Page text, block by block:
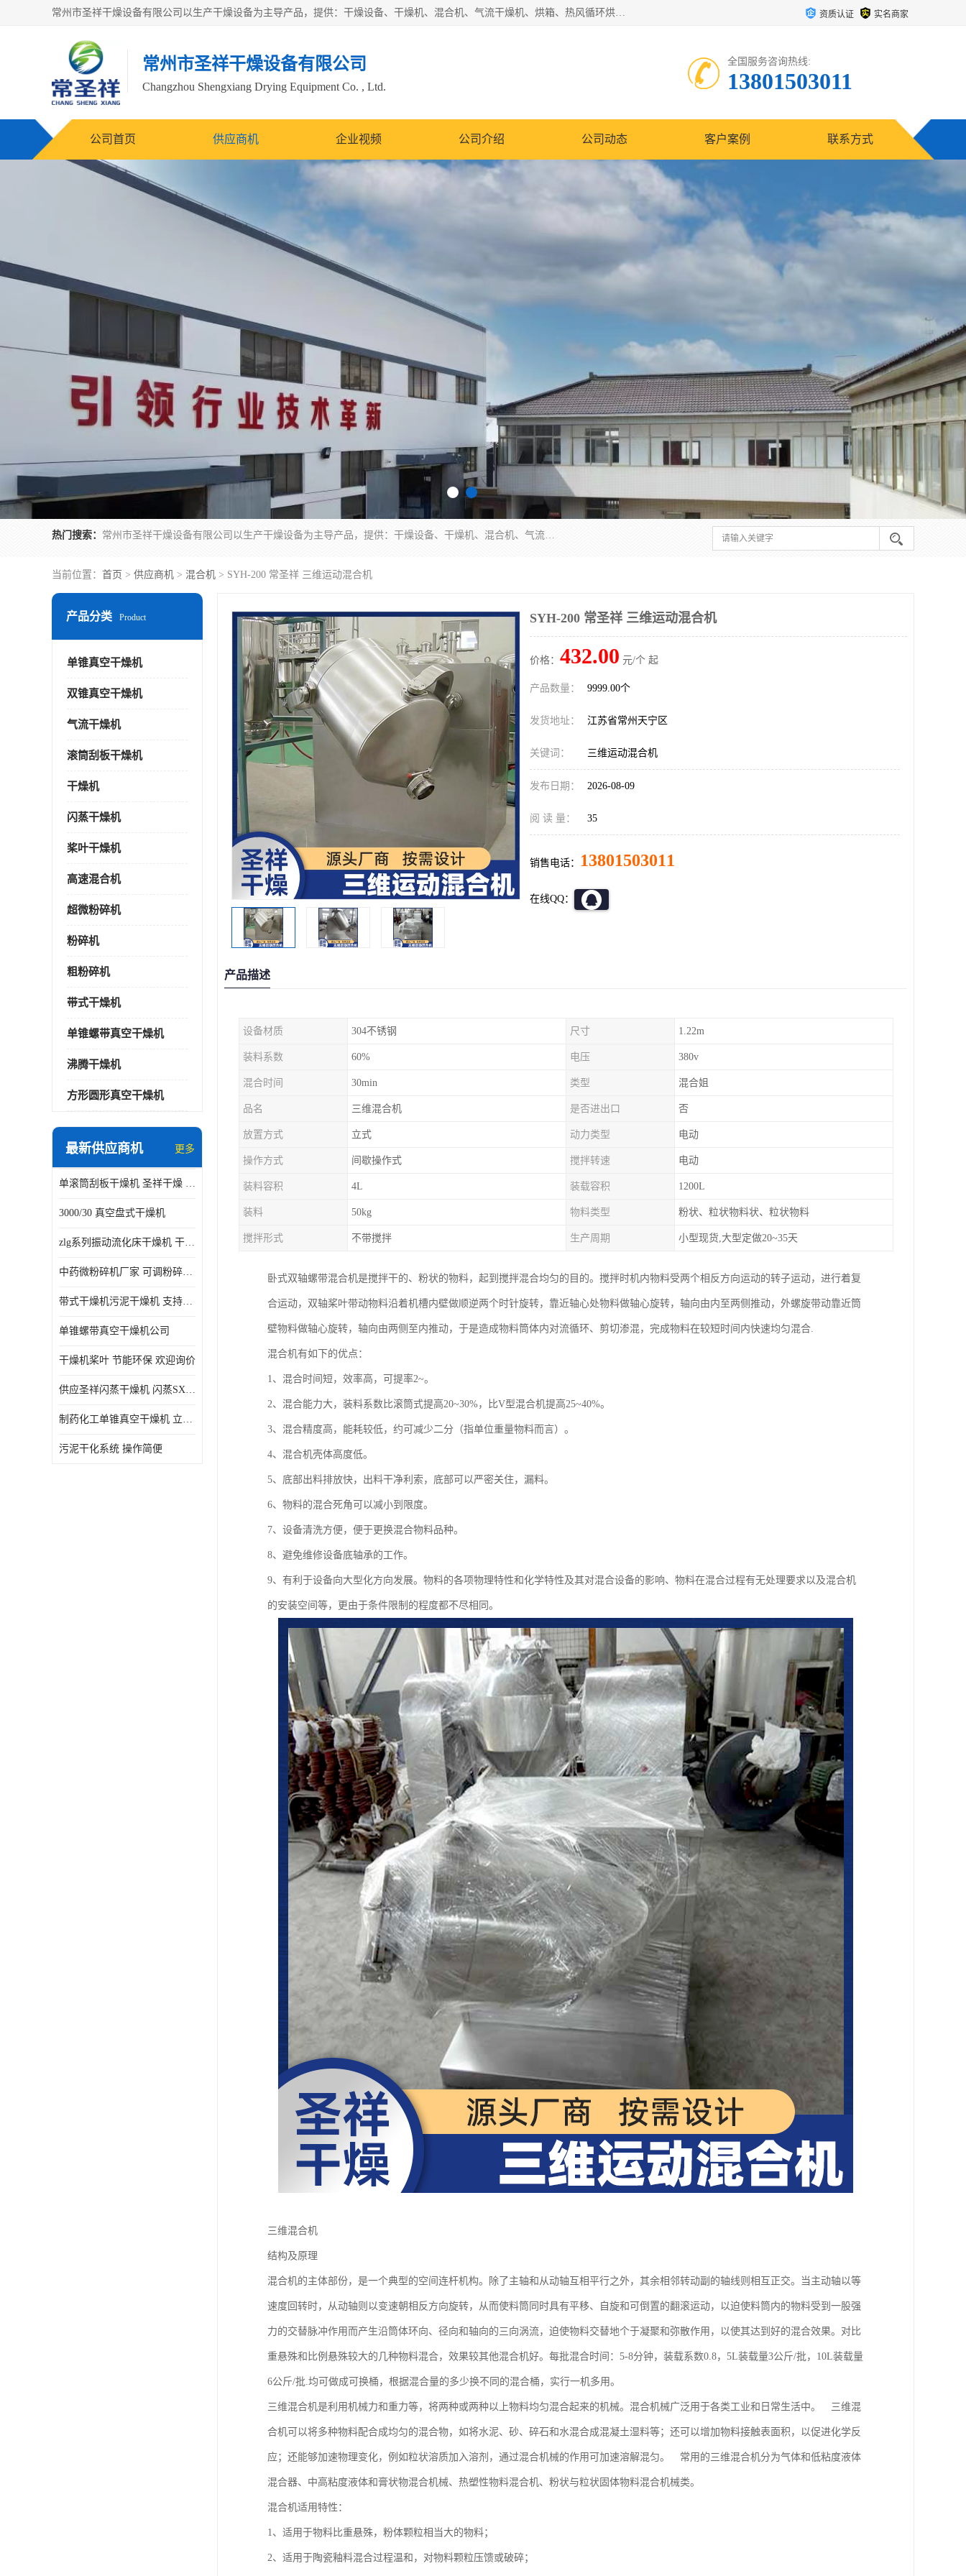
常州市圣祥干燥设备有限公司以生产干燥设备为主导产品，提供：干燥设备、干燥机、混合机、气流干燥机、烘箱、热风循环烘箱、沸腾干燥机、烘干机、喷雾干燥机等产品的生产、制造与销售服务。 资质认证 实名商家
常州市圣祥干燥设备有限公司
Changzhou Shengxiang Drying Equipment Co. , Ltd.
全国服务咨询热线:
13801503011
公司首页 供应商机 企业视频 公司介绍 公司动态 客户案例 联系方式
热门搜索： 常州市圣祥干燥设备有限公司以生产干燥设备为主导产品，提供：干燥设备、干燥机、混合机、气流干燥机、烘箱、热风循环烘箱、沸腾干燥机、烘干机、喷雾干燥机等产品的生产、制造与销售服务。
当前位置： 首页 > 供应商机 > 混合机 > SYH-200 常圣祥 三维运动混合机
产品分类 Product
单锥真空干燥机
双锥真空干燥机
气流干燥机
滚筒刮板干燥机
干燥机
闪蒸干燥机
桨叶干燥机
高速混合机
超微粉碎机
粉碎机
粗粉碎机
带式干燥机
单锥螺带真空干燥机
沸腾干燥机
方形圆形真空干燥机
最新供应商机 更多
单滚筒刮板干燥机 圣祥干燥 单辊
3000/30 真空盘式干燥机
zlg系列振动流化床干燥机 干燥速率 粉体干燥
中药微粉碎机厂家 可调粉碎粒度
带式干燥机污泥干燥机 支持定制 价格优惠
单锥螺带真空干燥机公司
干燥机桨叶 节能环保 欢迎询价
供应圣祥闪蒸干燥机 闪蒸SXG-16型干燥机
制药化工单锥真空干燥机 立式锥形螺带搅拌式真空烘干机
污泥干化系统 操作简便
SYH-200 常圣祥 三维运动混合机
价格： 432.00 元/个 起
产品数量： 9999.00个
发货地址： 江苏省常州天宁区
关键词： 三维运动混合机
发布日期： 2026-08-09
阅 读 量： 35
销售电话： 13801503011
在线QQ：
产品描述
设备材质 304不锈钢 尺寸 1.22m
装料系数 60% 电压 380v
混合时间 30min 类型 混合姐
品名 三维混合机 是否进出口 否
放置方式 立式 动力类型 电动
操作方式 间歇操作式 搅拌转速 电动
装料容积 4L 装载容积 1200L
装料 50kg 物料类型 粉状、粒状物料状、粒状物料
搅拌形式 不带搅拌 生产周期 小型现货,大型定做20~35天
卧式双轴螺带混合机是搅拌干的、粉状的物料，起到搅拌混合均匀的目的。搅拌时机内物料受两个相反方向运动的转子运动，进行着复
合运动，双轴桨叶带动物料沿着机槽内壁做顺逆两个时针旋转，靠近轴心处物料做轴心旋转，轴向由内至两侧推动，外螺旋带动靠近筒
壁物料做轴心旋转，轴向由两侧至内推动，于是造成物料筒体内对流循环、剪切渗混，完成物料在较短时间内快速均匀混合.
混合机有如下的优点：
1、混合时间短，效率高，可提率2~。
2、混合能力大，装料系数比滚筒式提高20~30%，比V型混合机提高25~40%。
3、混合精度高，能耗较低，约可减少二分（指单位重量物料而言）。
4、混合机壳体高度低。
5、底部出料排放快，出料干净利索，底部可以严密关住，漏料。
6、物料的混合死角可以减小到限度。
7、设备清洗方便，便于更换混合物料品种。
8、避免维修设备底轴承的工作。
9、有利于设备向大型化方向发展。物料的各项物理特性和化学特性及其对混合设备的影响、物料在混合过程有无处理要求以及混合机
的安装空间等，更由于条件限制的程度都不尽相同。
三维混合机
结构及原理
混合机的主体部份，是一个典型的空间连杆机构。除了主轴和从动轴互相平行之外，其余相邻转动副的轴线则相互正交。当主动轴以等
速度回转时，从动轴则以变速朝相反方向旋转，从而使料筒同时具有平移、自旋和可倒置的翻滚运动，以迫使料筒内的物料受到一股强
力的交替脉冲作用而产生沿筒体环向、径向和轴向的三向涡流，迫使物料交替地个于凝聚和弥散作用，以使其达到好的混合效果。对比
重悬殊和比例悬殊较大的几种物料混合，效果较其他混合机好。每批混合时间：5-8分钟，装载系数0.8，5L装载量3公斤/批，10L装载量
6公斤/批.均可做成可换桶，根据混合量的多少换不同的混合桶，实行一机多用。
三维混合机是利用机械力和重力等，将两种或两种以上物料均匀混合起来的机械。混合机械广泛用于各类工业和日常生活中。 三维混
合机可以将多种物料配合成均匀的混合物，如将水泥、砂、碎石和水混合成混凝土湿料等；还可以增加物料接触表面积，以促进化学反
应；还能够加速物理变化，例如粒状溶质加入溶剂，通过混合机械的作用可加速溶解混匀。 常用的三维混合机分为气体和低粘度液体
混合器、中高粘度液体和膏状物混合机械、热塑性物料混合机、粉状与粒状固体物料混合机械类。
混合机适用特性：
1、适用于物料比重悬殊，粉体颗粒相当大的物料；
2、适用于陶瓷釉料混合过程温和，对物料颗粒压馈或破碎；